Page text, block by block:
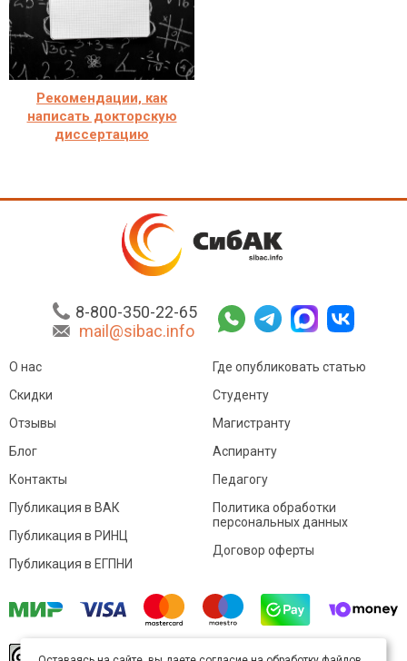
Рекомендации, как
написать докторскую
диссертацию
8-800-350-22-65
mail@sibac.info
О нас
Скидки
Отзывы
Блог
Контакты
Где опубликовать статью
Студенту
Магистранту
Аспиранту
Педагогу
Публикация в ВАК
Публикация в РИНЦ
Публикация в ЕГПНИ
Политика обработки
персональных данных
Договор оферты